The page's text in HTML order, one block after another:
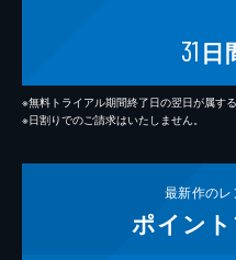
31 日
※無料トライアル期間終了日の翌日が属す
※日割りでのご請求はいたしません。
最新作のレ
ポイント